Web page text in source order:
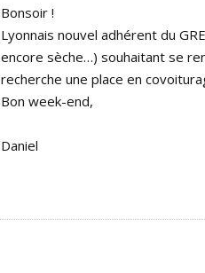
Bonsoir !
Lyonnais nouvel adhérent du
encore sèche…) souhaitant se
recherche une place en
Bon week-end,
Daniel